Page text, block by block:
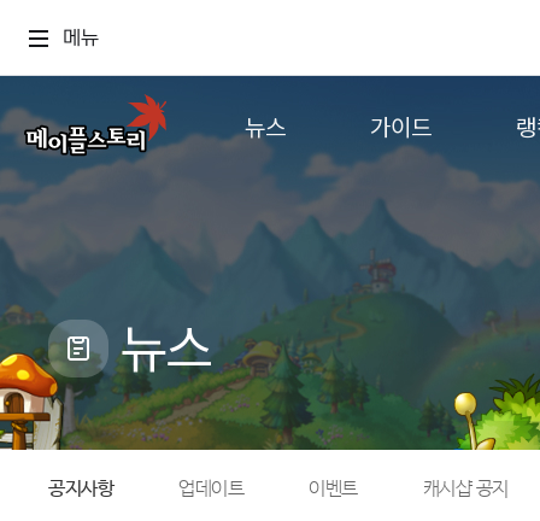
메뉴
뉴스
공지사항
업데이트
캐시샵 공지
메이플 알림판
with maple
가이드
게임정보
직업소개
확률형 아이템
NEXON NOW
뉴스
공지사항 업데이트 이벤트 캐시샵 공지